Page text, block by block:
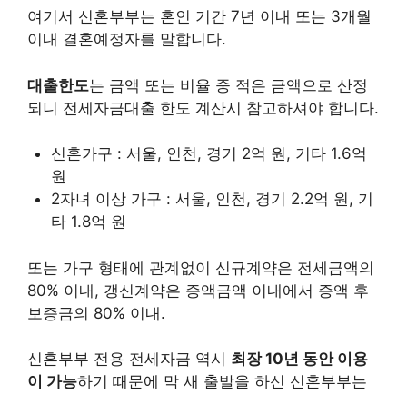
여기서 신혼부부는 혼인 기간 7년 이내 또는 3개월
이내 결혼예정자를 말합니다.
대출한도는 금액 또는 비율 중 적은 금액으로 산정
되니 전세자금대출 한도 계산시 참고하셔야 합니다.
신혼가구 : 서울, 인천, 경기 2억 원, 기타 1.6억
원
2자녀 이상 가구 : 서울, 인천, 경기 2.2억 원, 기
타 1.8억 원
또는 가구 형태에 관계없이 신규계약은 전세금액의
80% 이내, 갱신계약은 증액금액 이내에서 증액 후
보증금의 80% 이내.
신혼부부 전용 전세자금 역시 최장 10년 동안 이용
이 가능하기 때문에 막 새 출발을 하신 신혼부부는